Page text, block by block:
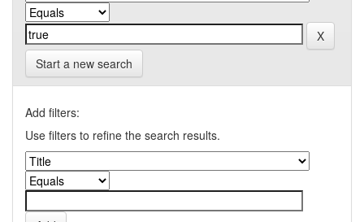
Start a new search
Add filters:
Use filters to refine the search results.